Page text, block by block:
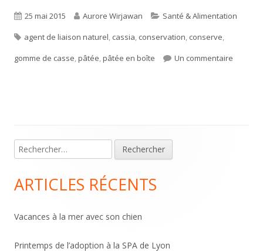
Published
on
25 mai 2015 Author
Aurore Wirjawan Categories
Santé & Alimentation
Tags
agent de liaison naturel, cassia, conservation, conserve,
gomme de casse,pâtée,pâtée en boîte Un commentaire
Main
Rechercher :
ARTICLES RÉCENTS
Vacances à la mer avec son chien
Printemps de l’adoption à la SPA de Lyon